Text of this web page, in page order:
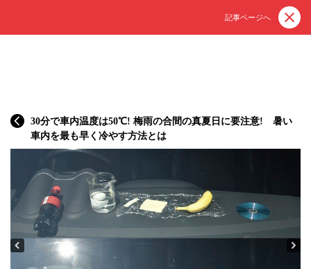
記事ページへ
30分で車内温度は50℃! 梅雨の合間の真夏日に要注意! 暑い
車内を最も早く冷やす方法とは